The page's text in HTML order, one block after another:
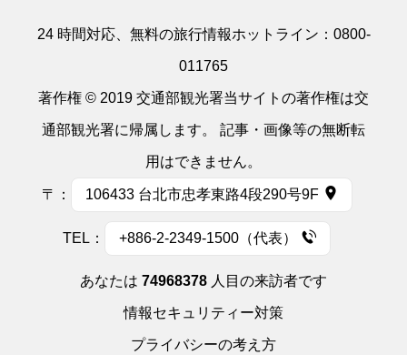
24 時間対応、無料の旅行情報ホットライン： 0800-
011765
著作権 © 2019 交通部観光署当サイトの著作権は交
通部観光署に帰属します。 記事・画像等の無断転
用はできません。
〒： 106433 台北市忠孝東路4段290号9F
TEL： +886-2-2349-1500（代表）
あなたは 74968378 人目の来訪者です
情報セキュリティー対策
プライバシーの考え方